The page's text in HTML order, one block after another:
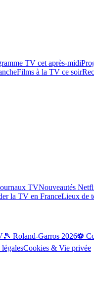
TV cet après-midi
Films à la TV ce soir
TVNouveautés
la TV en FranceLieux de
🎾 Roland-Garros 2026⚽
Cookies & Vie privée